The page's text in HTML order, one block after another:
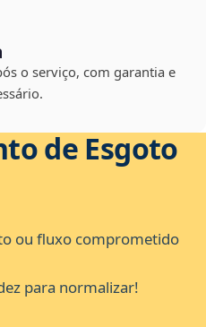
o serviço, com garantia e
de Esgoto
ou fluxo comprometido
para normalizar!